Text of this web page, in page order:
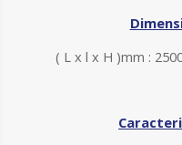
( L x l x H )mm :